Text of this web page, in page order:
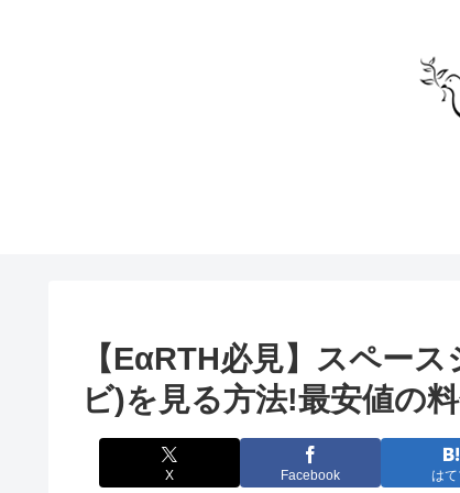
【EαRTH必見】スペー
ビ)を見る方法!最安値の
X Facebook は